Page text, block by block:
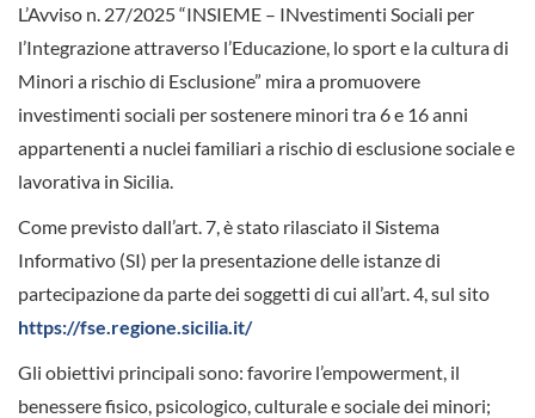
L’Avviso n. 27/2025 “INSIEME – INvestimenti Sociali per
l’Integrazione attraverso l’Educazione, lo sport e la cultura di
Minori a rischio di Esclusione” mira a promuovere
investimenti sociali per sostenere minori tra 6 e 16 anni
appartenenti a nuclei familiari a rischio di esclusione sociale e
lavorativa in Sicilia.
Come previsto dall’art. 7, è stato rilasciato il Sistema
Informativo (SI) per la presentazione delle istanze di
partecipazione da parte dei soggetti di cui all’art. 4, sul sito
https://fse.regione.sicilia.it/
Gli obiettivi principali sono: favorire l’empowerment, il
benessere fisico, psicologico, culturale e sociale dei minori;